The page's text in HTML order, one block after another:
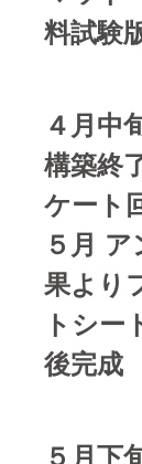
料試験
４月中
構築終
ケート
５月
果より
トシー
後完成
５月下